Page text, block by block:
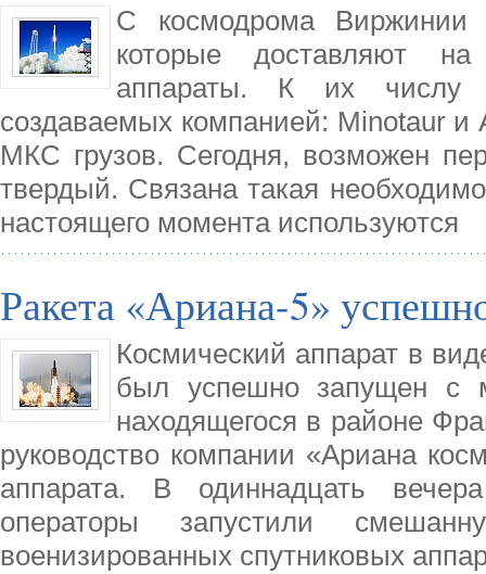
С космодрома Виржинии
которые доставляют
аппараты. К их числу
создаваемых компанией: Minotaur и
МКС грузов. Сегодня, возможен
твердый. Связана такая
настоящего момента используются
Ракета «Ариана-5»
Космический аппарат в
был успешно запущен с
находящегося в районе
руководство компании «Ариана
аппарата. В одиннадцать
операторы запустили
военизированных спутниковых